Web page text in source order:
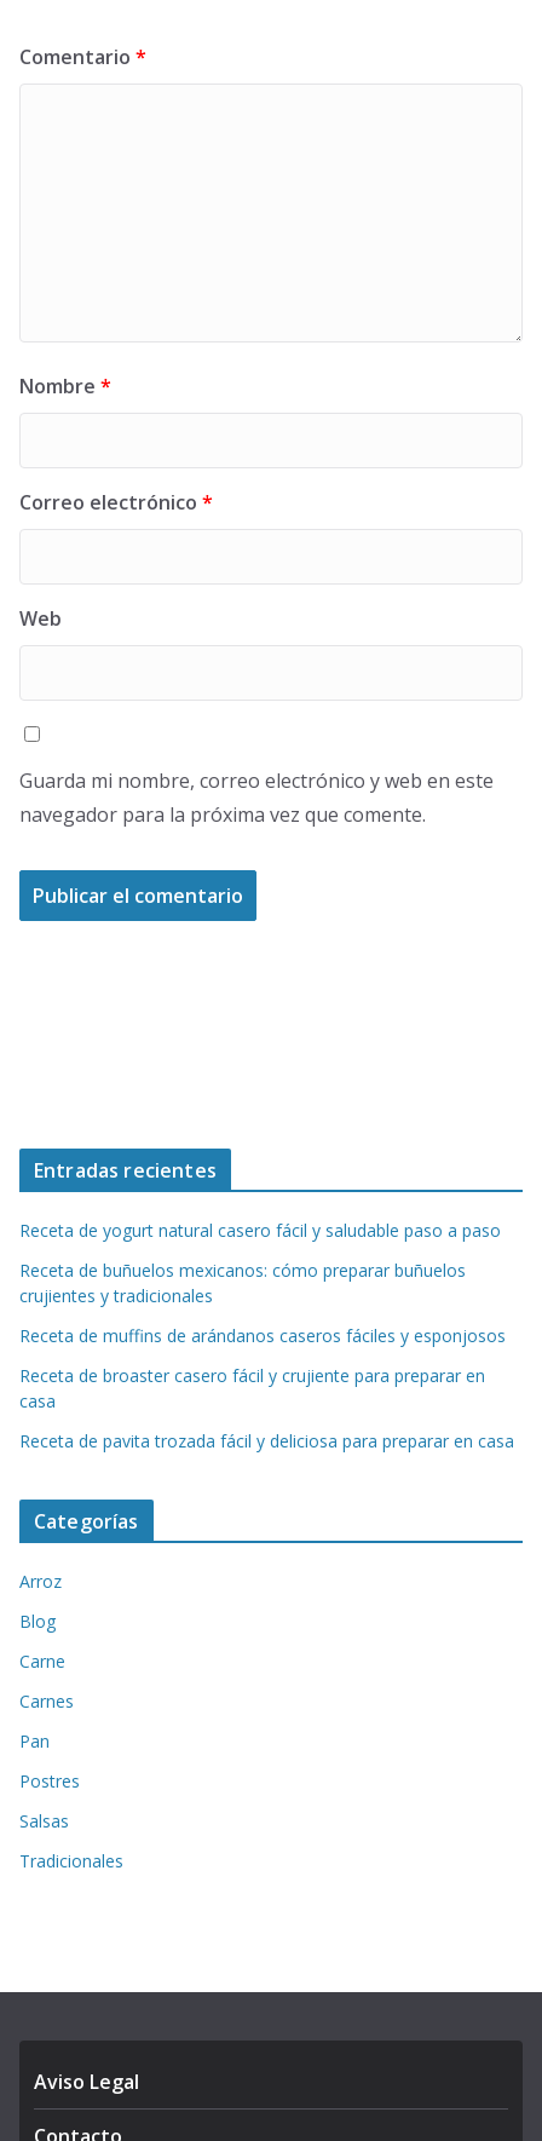
Comentario *
Nombre *
Correo electrónico *
Web
Guarda mi nombre, correo electrónico y web en este
navegador para la próxima vez que comente.
Entradas recientes
Receta de yogurt natural casero fácil y saludable paso a paso
Receta de buñuelos mexicanos: cómo preparar buñuelos
crujientes y tradicionales
Receta de muffins de arándanos caseros fáciles y esponjosos
Receta de broaster casero fácil y crujiente para preparar en
casa
Receta de pavita trozada fácil y deliciosa para preparar en casa
Categorías
Arroz
Blog
Carne
Carnes
Pan
Postres
Salsas
Tradicionales
Aviso Legal